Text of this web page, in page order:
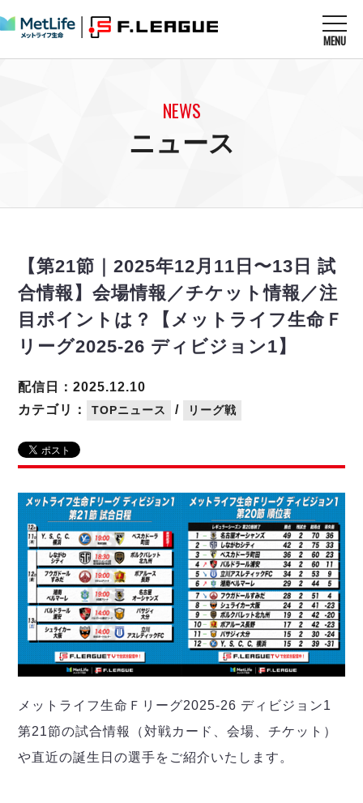
MENU
U-23選抜
メディア情報
フットサル日本代表
その他
戦績表
警告・退場・出場停止選手
個人ランキング｜ゴール
個人ランキング｜シュート
個人ランキング｜シュート成功率
メットライフ生命Ｆ２リーグ
試合日程
戦績表
警告・退場・出場停止選手
個人ランキング｜ゴール
個人ランキング｜シュート
個人ランキング｜シュート成功率
個人ランキング｜第2PK
メットライフ生命Ｆリーグカップ 2026
大会概要
アリーナ情報
チケット情報
エスポラーダ北海道
バルドラール浦安
フウガドールすみだ
しながわシティ
ペスカドーラ町田
湘南ベルマーレ
名古屋オーシャンズ
シュライカー大阪
ボルクバレット北九州
バサジィ大分
メットライフ生命Ｆ２リーグ
ヴォスクオーレ仙台
マルバ水戸FC
リガーレヴィア葛飾
Y．S．C．C．横浜
アグレミーナ浜松
デウソン神戸
ポルセイド浜田
アリーナ情報 ARENA
リーグ概要
日本フットサルリーグについて
リーグ要項
クラブライセンス関連
アリーナ観戦マナー&ルール
過去の記録 ARCHIVE
過去の試合記録
ディビジョン1 試合記録
ディビジョン2 試合記録
Ｆリーグカップ 試合記録
リーグ統計データ
記念ゴール
ハットトリック
選手の通算記録（Ｆ１）
エスポラーダ北海道
ABeam AWARD
DIVISION01
DIVISION02
NEWS
ニュース
【第21節｜2025年12月11日〜13日 試
合情報】会場情報／チケット情報／注
目ポイントは？【メットライフ生命Ｆ
リーグ2025-26 ディビジョン1】
カテゴリ： TOPニュース / リーグ戦
配信日：2025.12.10
メットライフ生命Ｆリーグ2025-26 ディビジョン1
第21節の試合情報（対戦カード、会場、チケット）
や直近の誕生日の選手をご紹介いたします。